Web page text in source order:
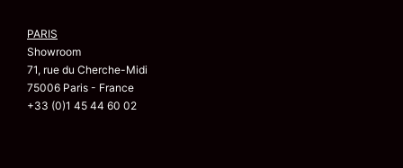
PARIS
Showroom
71, rue du Cherche-Midi
75006 Paris - France
+33 (0)1 45 44 60 02